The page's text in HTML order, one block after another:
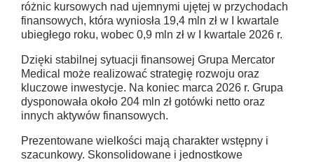
różnic kursowych nad ujemnymi ujętej w przychodach
finansowych, która wyniosła 19,4 mln zł w I kwartale
ubiegłego roku, wobec 0,9 mln zł w I kwartale 2026 r.
Dzięki stabilnej sytuacji finansowej Grupa Mercator
Medical może realizować strategię rozwoju oraz
kluczowe inwestycje. Na koniec marca 2026 r. Grupa
dysponowała około 204 mln zł gotówki netto oraz
innych aktywów finansowych.
Prezentowane wielkości mają charakter wstępny i
szacunkowy. Skonsolidowane i jednostkowe